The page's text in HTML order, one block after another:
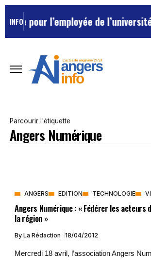
INFOpour l’employée de
Parcourir l'étiquette
Angers Numérique
ANGERS EDITION TECHNOLOGIE
Angers Numérique : « Fédérer les acteurs
la région »
By La Rédaction 18/04/2012
Mercredi 18 avril, l’association Angers